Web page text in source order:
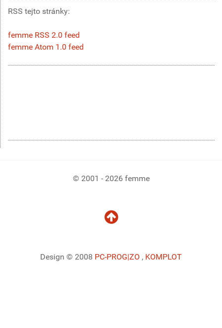
RSS tejto stránky:
femme RSS 2.0 feed
femme Atom 1.0 feed
© 2001 - 2026 femme
Design © 2008 PC-PROG|ZO , KOMPLOT